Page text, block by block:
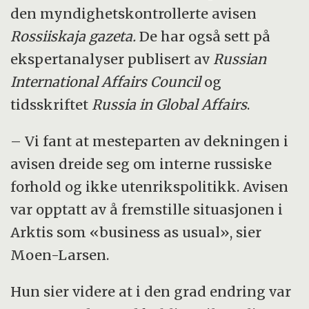
den myndighetskontrollerte avisen
Rossiiskaja gazeta.De har også sett på
ekspertanalyser publisert av Russian
International Affairs Councilog
tidsskriftet Russia in Global Affairs.
– Vi fant at mesteparten av dekningen i
avisen dreide seg om interne russiske
forhold og ikke utenrikspolitikk. Avisen
var opptatt av å fremstille situasjonen i
Arktis som «business as usual», sier
Moen-Larsen.
Hun sier videre at i den grad endring var